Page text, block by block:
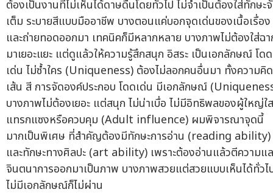
ต้องเป็นงานที่ไม่เห็นได้ดาษดื่นโดยทั่วไป ไม่จำเป็นต้องใส่ทักษะ
เต็ม ระบายสีแบบมืออาชีพ บางตอนแค่บอกจุดเด่นของเนื้อเรื่อง
และถ่ายทอดออกมา เทคนิคก็มีหลากหลาย บางภาพไม่ต้องใส่ฉ
มาเยอะแยะ แต่ดูแล้วให้ความรู้สึกสนุก อิสระ เป็นเอกลักษณ์ โดด
เด่น ไม่ซ้ำใคร (Uniqueness) ต้องไม่ลอกคนอื่นมา ทั้งความคิด
เส้น สี การจัดองค์ประกอบ โดดเด่น มีเอกลักษณ์
บางภาพไม่ต้องเยอะ แต่สนุก ไม่น่าเบื่อ ไม่มีอิทธิพลของผู้ใหญ่ใส
แทรกแซงหรือควบคุม (Adult influence) ผมพิจารณาจุดนี้
มากเป็นพิเศษ ที่สำคัญต้องมีทักษะการอ่าน (reading ability)
และทักษะทางศิลปะ (art ability) เพราะต้องอ่านแล้วตีความแ
จินตนาการออกมาเป็นภาพ บางภาพสวยแต่สวยแบบเห็นได้ทั่วไ
ไม่มีเอกลักษณ์ก็ไม่ผ่าน